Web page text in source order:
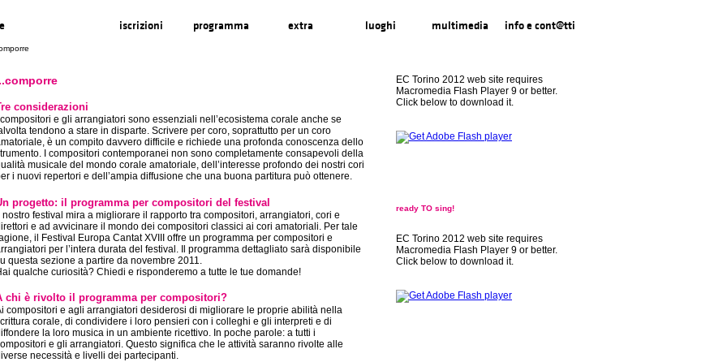
iscrizioni programma extra luoghi multimedia info e cont@tti
considerazioni
I compositori e gli arrangiatori sono essenziali nell’ecosistema corale anche se
tendono a stare in disparte. Scrivere per coro, soprattutto per un coro
è un compito davvero difficile e richiede una profonda conoscenza dello
I compositori contemporanei non sono completamente consapevoli della
musicale del mondo corale amatoriale, dell’interesse profondo dei nostri cori
i nuovi repertori e dell’ampia diffusione che una buona partitura può ottenere.
progetto: il programma per compositori del festival
nostro festival mira a migliorare il rapporto tra compositori, arrangiatori, cori e
e ad avvicinare il mondo dei compositori classici ai cori amatoriali. Per tale
il Festival Europa Cantat XVIII offre un programma per compositori e
per l’intera durata del festival. Il programma dettagliato sarà disponibile
questa sezione a partire da novembre 2011.
qualche curiosità? Chiedi e risponderemo a tutte le tue domande!
chi è rivolto il programma per compositori?
compositori e agli arrangiatori desiderosi di migliorare le proprie abilità nella
corale, di condividere i loro pensieri con i colleghi e gli interpreti e di
la loro musica in un ambiente ricettivo. In poche parole: a tutti i
e gli arrangiatori. Questo significa che le attività saranno rivolte alle
necessità e livelli dei partecipanti.
EC Torino 2012 web site requires
Macromedia Flash Player 9 or better.
Click below to download it.
ready TO sing!
EC Torino 2012 web site requires
Macromedia Flash Player 9 or better.
Click below to download it.